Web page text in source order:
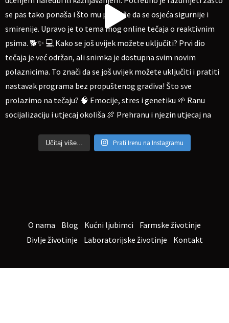
Učitaj više... Prati Irenu na Instagramu
O nama Blog Kućni ljubimci
Farmske životinje
Divlje životinje
Laboratorijske životinje Kontakt